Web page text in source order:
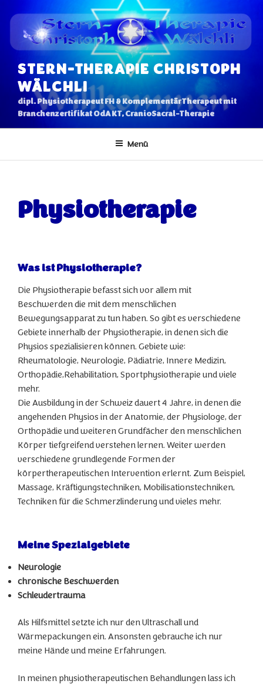
Inhalt
springen
STERN-THERAPIE CHRISTOPH
WÄLCHLI
dipl. Physiotherapeut FH & KomplementärTherapeut mit
Branchenzertifikat OdA KT, CranioSacral-Therapie
Menü
Physiotherapie
Was ist Physiotherapie?
Die Physiotherapie befasst sich vor allem mit
Beschwerden die mit dem menschlichen
Bewegungsapparat zu tun haben. So gibt es verschiedene
Gebiete innerhalb der Physiotherapie, in denen sich die
Physios spezialisieren können. Gebiete wie:
Rheumatologie, Neurologie, Pädiatrie, Innere Medizin,
Orthopädie,Rehabilitation, Sportphysiotherapie und viele
mehr.
Die Ausbildung in der Schweiz dauert 4 Jahre, in denen die
angehenden Physios in der Anatomie, der Physiologe, der
Orthopädie und weiteren Grundfächer den menschlichen
Körper tiefgreifend verstehen lernen. Weiter werden
verschiedene grundlegende Formen der
körpertherapeutischen Intervention erlernt. Zum Beispiel,
Massage, Kräftigungstechniken, Mobilisationstechniken,
Techniken für die Schmerzlinderung und vieles mehr.
Meine Spezialgebiete
Neurologie
chronische Beschwerden
Schleudertrauma
Als Hilfsmittel setzte ich nur den Ultraschall und
Wärmepackungen ein. Ansonsten gebrauche ich nur
meine Hände und meine Erfahrungen.
In meinen physiotherapeutischen Behandlungen lass ich